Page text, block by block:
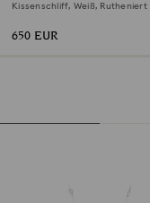
Kissenschliff, Weiß, Rutheniert
650 EUR